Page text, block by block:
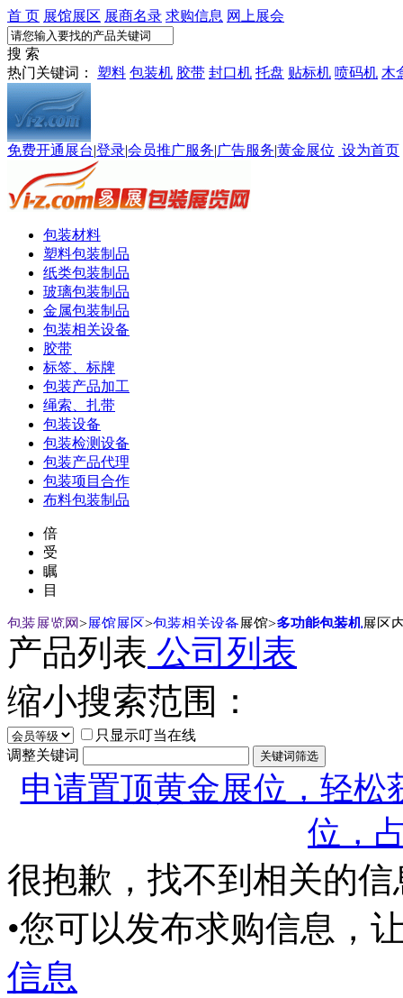
首 页 展馆展区 展商名录 求购信息 网上展会
搜 索
热门关键词： 塑料 包装机 胶带 封口机 托盘 贴标机 喷码机 木
免费开通展台|登录|会员推广服务|广告服务|黄金展位 设为首页
包装材料
塑料包装制品
纸类包装制品
玻璃包装制品
金属包装制品
包装相关设备
胶带
标签、标牌
包装产品加工
绳索、扎带
包装设备
包装检测设备
包装产品代理
包装项目合作
布料包装制品
倍
受
瞩
目
包装展览网>展馆展区>包装相关设备展馆>多功能包装机展区
产品列表 公司列表
缩小搜索范围：
只显示叮当在线
调整关键词
申请置顶黄金展位，轻松
位，
很抱歉，找不到相关的信
•您可以发布求购信息，
信息